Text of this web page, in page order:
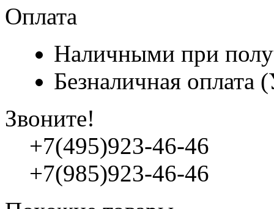
Оплата
Наличными при
Безналичная
Звоните!
+7(495)923-46-46
+7(985)923-46-46